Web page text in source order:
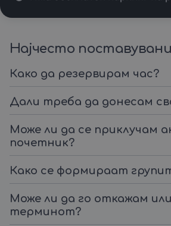
Најчесто
Како да резервирам час?
Дали треба да донесам
Може ли да се приклучам
почетник?
Како се формираат
Може ли да го откажам
терминот?